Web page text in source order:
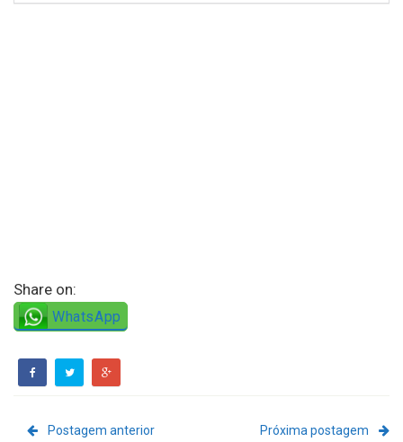
Share on:
WhatsApp
Postagem anterior Próxima postagem